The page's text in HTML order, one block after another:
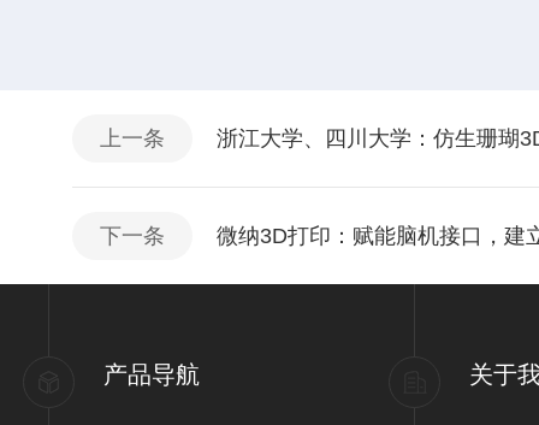
上一条 浙江大学、四川大学：仿生珊瑚
下一条 微纳3D打印：赋能脑机接口，建
产品导航 关于